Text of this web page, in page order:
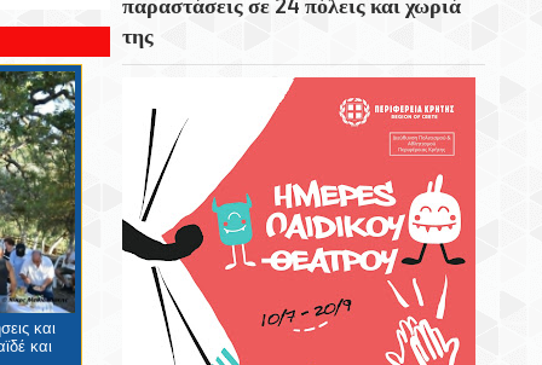
και
και
Το Εκκλησάκι Του Τιμίου Σταυρού Στο
Στρούμπουλα
6 Αυγούστου 1999 Φεύγει Απο Την Ζωή Η
Ρίτα Σακελαρίου
Eορτή Της Μεταμόρφωσης Του Σωτήρος
παραστάσεις σε 24 πόλεις και χωριά
της